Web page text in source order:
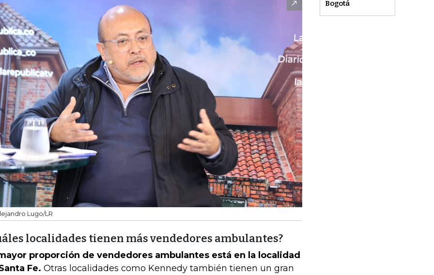
Bogotá
Lugo/LR
localidades tienen más vendedores ambulantes?
proporción de vendedores ambulantes está en la localidad
Fe. Otras localidades como Kennedy también tienen un gran